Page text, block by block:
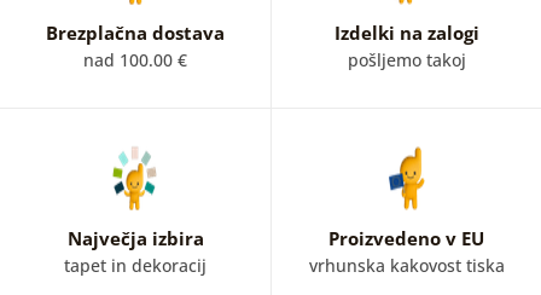
Brezplačna dostava
nad 100.00 €
Izdelki na zalogi
pošljemo takoj
Največja izbira
tapet in dekoracij
Proizvedeno v EU
vrhunska kakovost tiska